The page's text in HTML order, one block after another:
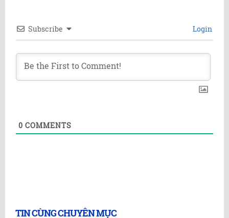
Subscribe Login
0 COMMENTS
TIN CÙNG CHUYÊN MỤC